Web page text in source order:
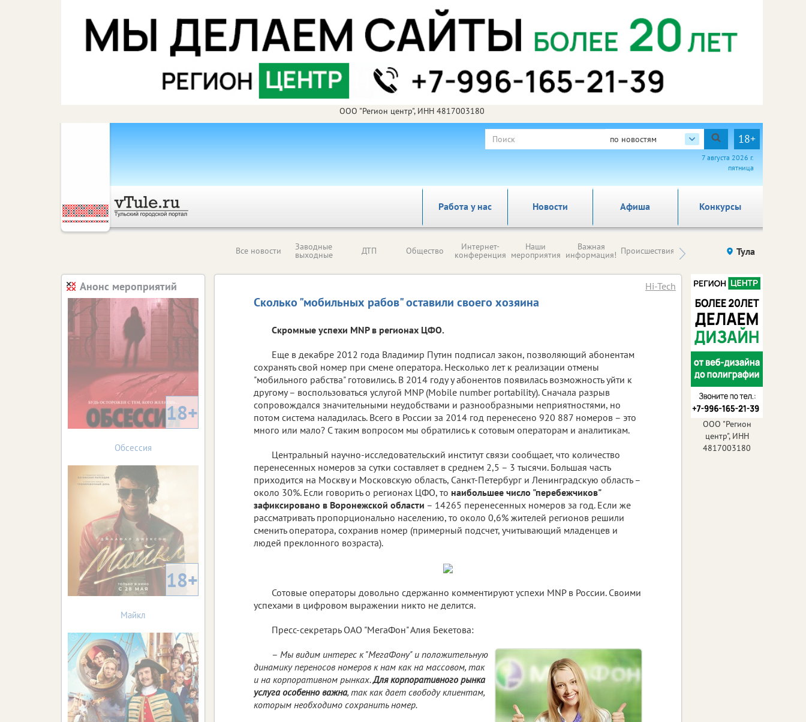
ООО "Регион центр", ИНН 4817003180
по новостям 18+
7 августа 2026 г.
пятница
Работа у нас Новости Афиша Конкурсы
Все новости Заводные
выходные ДТП Общество Интернет-
конференция
Наши
мероприятия
Важная
информация! Происшествия Здоровье компаний (на
Тула
Сколько "мобильных рабов" оставили своего хозяина
Hi-Tech
Скромные успехи MNP в регионах ЦФО.
Еще в декабре 2012 года Владимир Путин подписал закон, позволяющий абонентам
сохранять свой номер при смене оператора. Несколько лет к реализации отмены
"мобильного рабства" готовились. В 2014 году у абонентов появилась возможность уйти к
другому – воспользоваться услугой MNP (Mobile number portability). Сначала разрыв
сопровождался значительными неудобствами и разнообразными неприятностями, но
потом система наладилась. Всего в России за 2014 год перенесено 920 887 номеров – это
много или мало? С таким вопросом мы обратились к сотовым операторам и аналитикам.
Центральный научно-исследовательский институт связи сообщает, что количество
перенесенных номеров за сутки составляет в среднем 2,5 – 3 тысячи. Большая часть
приходится на Москву и Московскую область, Санкт-Петербург и Ленинградскую область –
около 30%. Если говорить о регионах ЦФО, то наибольшее число "перебежчиков"
зафиксировано в Воронежской области – 14265 перенесенных номеров за год. Если же
рассматривать пропорционально населению, то около 0,6% жителей регионов решили
сменить оператора, сохранив номер (примерный подсчет, учитывающий младенцев и
людей преклонного возраста).
Сотовые операторы довольно сдержанно комментируют успехи MNP в России. Своими
успехами в цифровом выражении никто не делится.
Пресс-секретарь ОАО "МегаФон" Алия Бекетова:
– Мы видим интерес к "МегаФону" и положительную
динамику переносов номеров к нам как на массовом, так
и на корпоративном рынках.Для корпоративного рынка
услуга особенно важна, так как дает свободу клиентам,
которым необходимо сохранить номер.
Анонс мероприятий
18+
Обсессия
18+
Майкл
ООО "Регион
центр", ИНН
4817003180